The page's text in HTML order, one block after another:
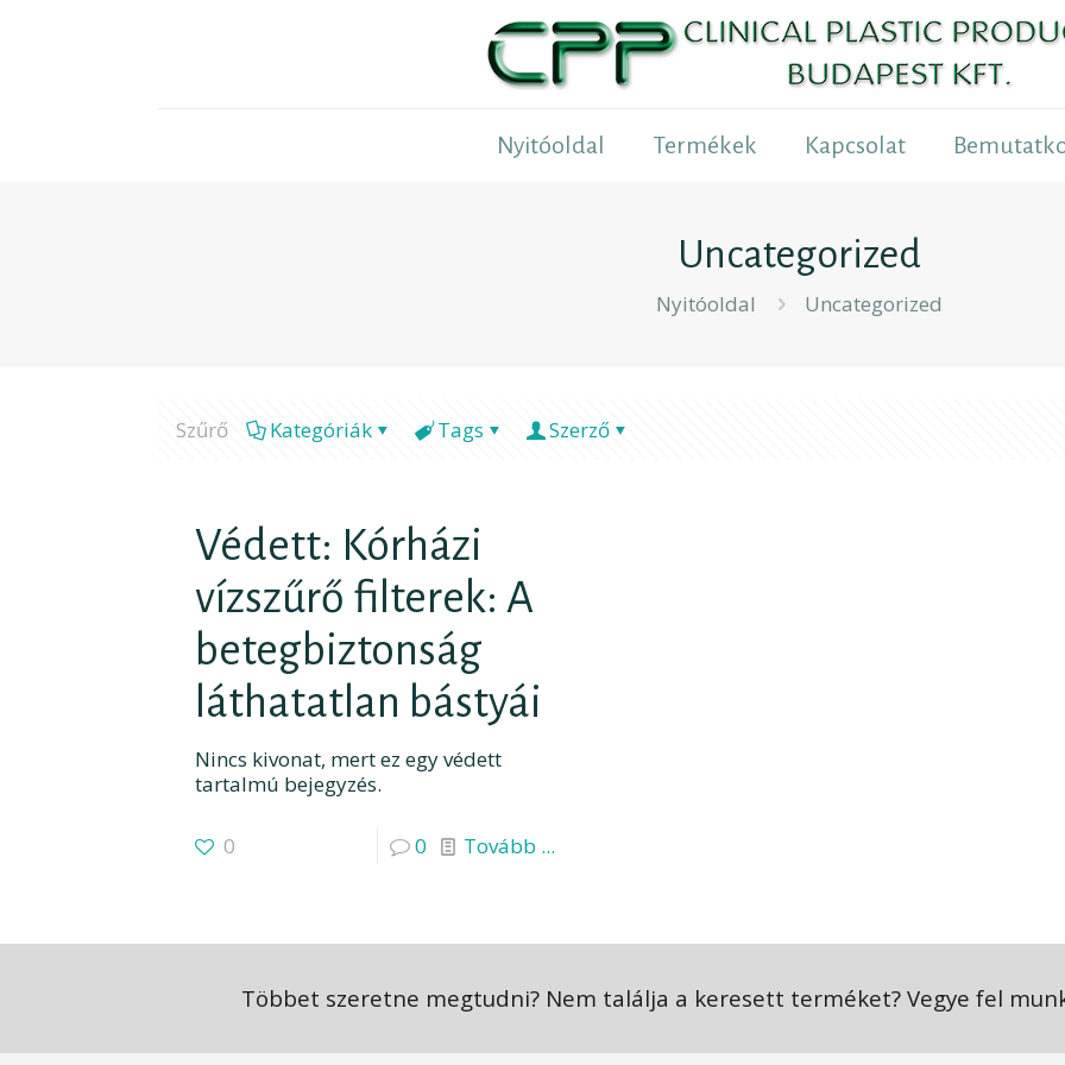
Nyitóoldal Termékek Kapcsolat
Uncategorized
Nyitóoldal Uncategorized
Szűrő Kategóriák Tags Szerző
Védett: Kórházi
vízszűrő filterek: A
betegbiztonság
láthatatlan bástyái
Nincs kivonat, mert ez egy védett
tartalmú bejegyzés.
0 0 Tovább ...
Többet szeretne megtudni? Nem találja a keresett terméket? Vegye fel